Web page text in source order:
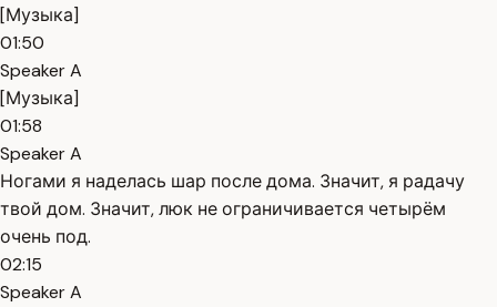
[Музыка]
01:50
Speaker A
[Музыка]
01:58
Speaker A
Ногами я наделась шар после дома. Значит, я радачу
твой дом. Значит, люк не ограничивается четырём
очень под.
02:15
Speaker A